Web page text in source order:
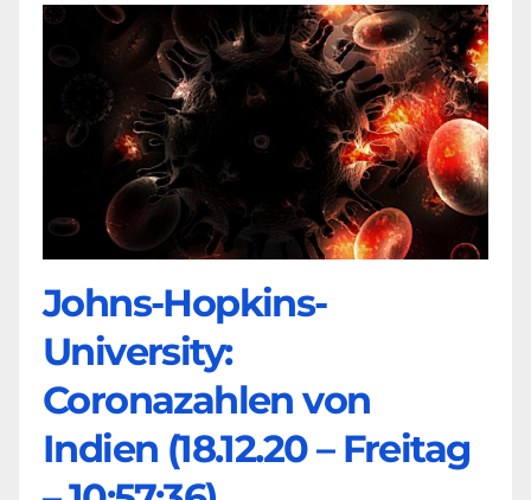
Johns-Hopkins-
University:
Coronazahlen von
Indien (18.12.20 – Freitag